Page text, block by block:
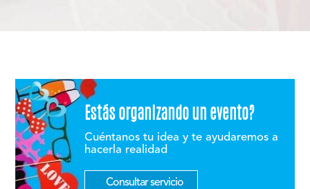
Estás organizando un evento?
Cuéntanos tu idea y te ayudaremos a
hacerla realidad
Consultar servicio